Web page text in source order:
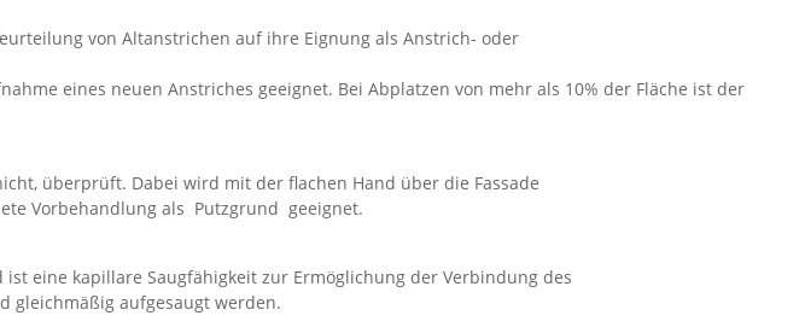
von Altanstrichen auf ihre Eignung als Anstrich- oder
eines neuen Anstriches geeignet. Bei Abplatzen von mehr als 10% der Fläche ist der
überprüft. Dabei wird mit der flachen Hand über die Fassade
Vorbehandlung als Putzgrund geeignet.
eine kapillare Saugfähigkeit zur Ermöglichung der Verbindung des
gleichmäßig aufgesaugt werden.